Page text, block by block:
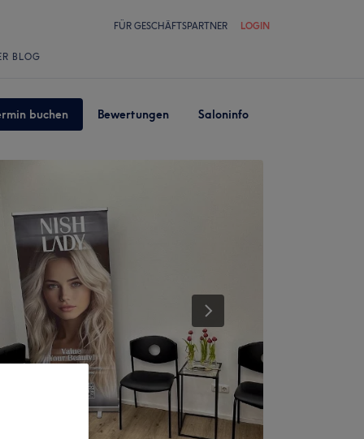
FÜR GESCHÄFTSPARTNER LOGIN
BLOG
buchen Bewertungen Saloninfo